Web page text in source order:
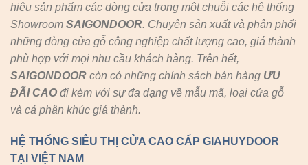
hiệu sản phẩm các dòng cửa trong một chuỗi các hệ thống
Showroom SAIGONDOOR. Chuyên sản xuất và phân phối
những dòng cửa gỗ công nghiệp chất lượng cao, giá thành
phù hợp với mọi nhu cầu khách hàng. Trên hết,
SAIGONDOOR còn có những chính sách bán hàng ƯU
ĐÃI CAO đi kèm với sự đa dạng về mẫu mã, loại cửa gỗ
và cả phân khúc giá thành.
HỆ THỐNG SIÊU THỊ CỬA CAO CẤP GIAHUYDOOR
TẠI VIỆT NAM